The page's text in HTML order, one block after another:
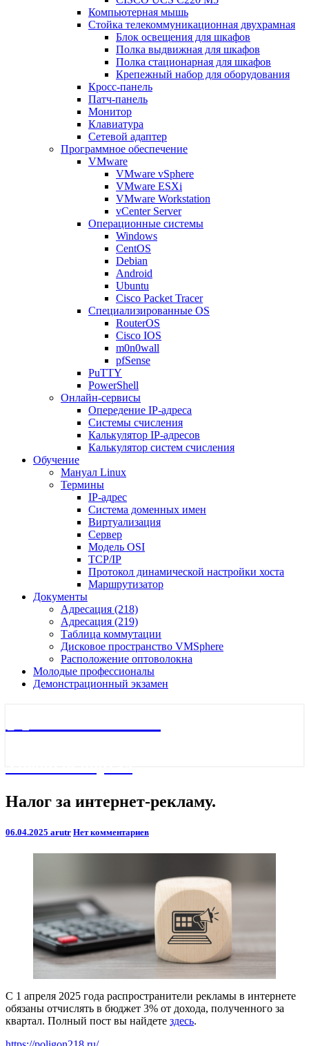
Компьютерная мышь
Стойка телекоммуникационная двухрамная
Блок освещения для шкафов
Полка выдвижная для шкафов
Полка стационарная для шкафов
Крепежный набор для оборудования
Кросс-панель
Патч-панель
Монитор
Клавиатура
Сетевой адаптер
Программное обеспечение
VMware
VMware vSphere
VMware ESXi
VMware Workstation
vCenter Server
Операционные системы
Windows
CentOS
Debian
Android
Ubuntu
Cisco Packet Tracer
Специализированные OS
RouterOS
Cisco IOS
m0n0wall
pfSense
PuTTY
PowerShell
Онлайн-сервисы
Опередение IP-адреса
Системы счисления
Калькулятор IP-адресов
Калькулятор систем счисления
Обучение
Мануал Linux
Термины
IP-адрес
Система доменных имен
Виртуализация
Сервер
Модель OSI
TCP/IP
Протокол динамической настройки хоста
Маршрутизатор
Документы
Адресация (218)
Адресация (219)
Таблица коммутации
Дисковое пространство VMSphere
Расположение оптоволокна
Молодые профессионалы
Демонстрационный экзамен
Налог
за
рекламу.
Налог за интернет-рекламу.
06.04.2025 arutr Комментарии
Нет комментариев
С 1 апреля 2025 года распространители рекламы в интернете
обязаны отчислять в бюджет 3% от дохода, полученного за
квартал. Полный пост вы найдете здесь.